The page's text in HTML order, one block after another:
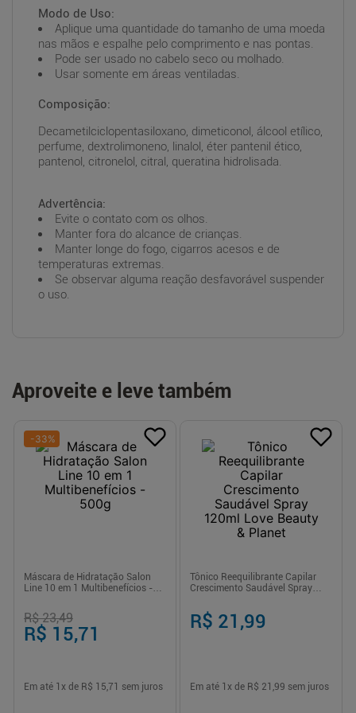
Modo de Uso:
Aplique uma quantidade do tamanho de uma moeda
nas mãos e espalhe pelo comprimento e nas pontas.
Pode ser usado no cabelo seco ou molhado.
Usar somente em áreas ventiladas.
Composição:
Decametilciclopentasiloxano, dimeticonol, álcool etílico,
perfume, dextrolimoneno, linalol, éter pantenil ético,
pantenol, citronelol, citral, queratina hidrolisada.
Advertência:
Evite o contato com os olhos.
Manter fora do alcance de crianças.
Manter longe do fogo, cigarros acesos e de
temperaturas extremas.
Se observar alguma reação desfavorável suspender
o uso.
Aproveite e leve também
-33%
Máscara de Hidratação Salon
Line 10 em 1 Multibenefícios -
R$ 23,49
R$ 15,71
Em até 1 x de R$ 15,71 sem juros
Tônico Reequilibrante Capilar
Crescimento Saudável Spray
R$ 21,99
Em até 1 x de R$ 21,99 sem juros